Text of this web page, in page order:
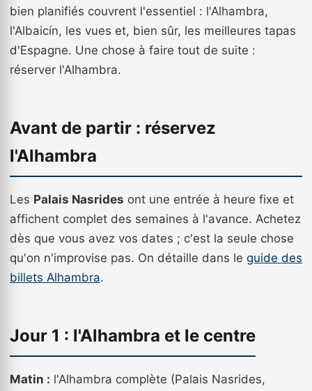
bien planifiés couvrent l'essentiel : l'Alhambra,
l'Albaicín, les vues et, bien sûr, les meilleures tapas
d'Espagne. Une chose à faire tout de suite :
réserver l'Alhambra.
Avant de partir : réservez
l'Alhambra
Les Palais Nasrides ont une entrée à heure fixe et
affichent complet des semaines à l'avance. Achetez
dès que vous avez vos dates ; c'est la seule chose
qu'on n'improvise pas. On détaille dans le guide des
billets Alhambra.
Jour 1 : l'Alhambra et le centre
Matin : l'Alhambra complète (Palais Nasrides,